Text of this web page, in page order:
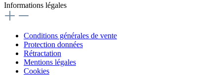
Informations légales
Conditions générales de vente
Protection données
Rétractation
Mentions légales
Cookies